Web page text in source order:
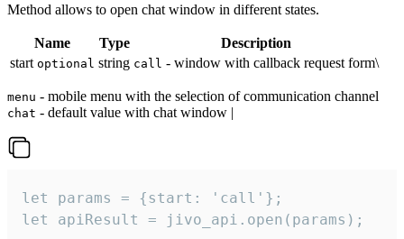
Method allows to open chat window in different states.
Name Type
Description
start optional string call - window with callback request form\
menu - mobile menu with the selection of communication channel
chat - default value with chat window |
let params = {start: 'call'};
let apiResult = jivo_api.open(params);